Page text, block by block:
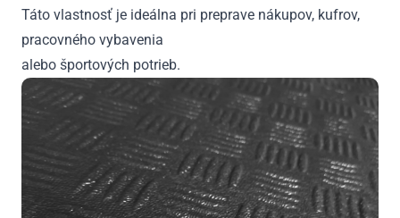
Táto vlastnosť je ideálna pri preprave nákupov, kufrov,
pracovného vybavenia
alebo športových potrieb.